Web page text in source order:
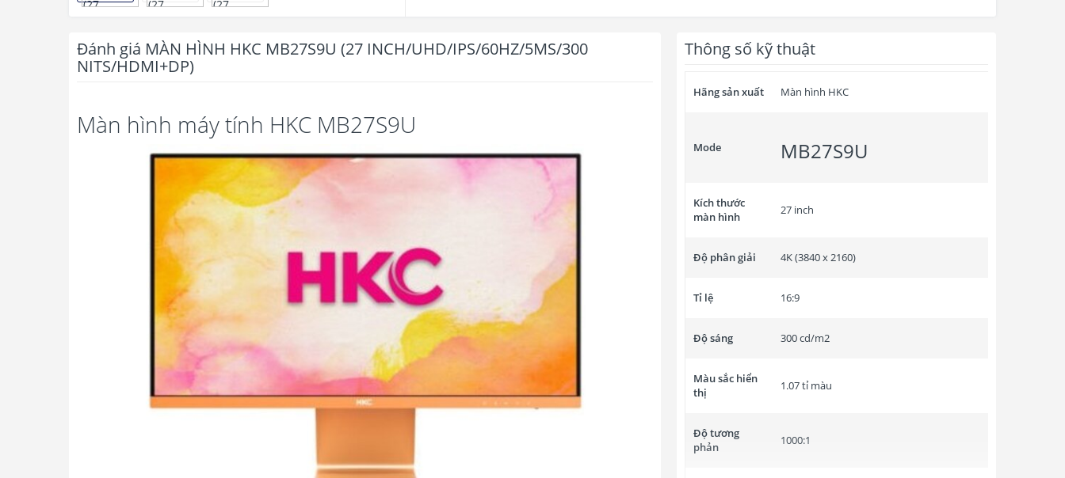
Đánh giá MÀN HÌNH HKC MB27S9U (27 INCH/UHD/IPS/60HZ/5MS/300
NITS/HDMI+DP)
Màn hình máy tính HKC MB27S9U
Thông số kỹ thuật
Hãng sản xuất Màn hình HKC
Mode MB27S9U
Kích thước
màn hình
27 inch
Độ phân giải 4K (3840 x 2160)
Tỉ lệ 16:9
Độ sáng 300 cd/m2
Màu sắc hiển
thị
1.07 tỉ màu
Độ tương
phản
1000:1